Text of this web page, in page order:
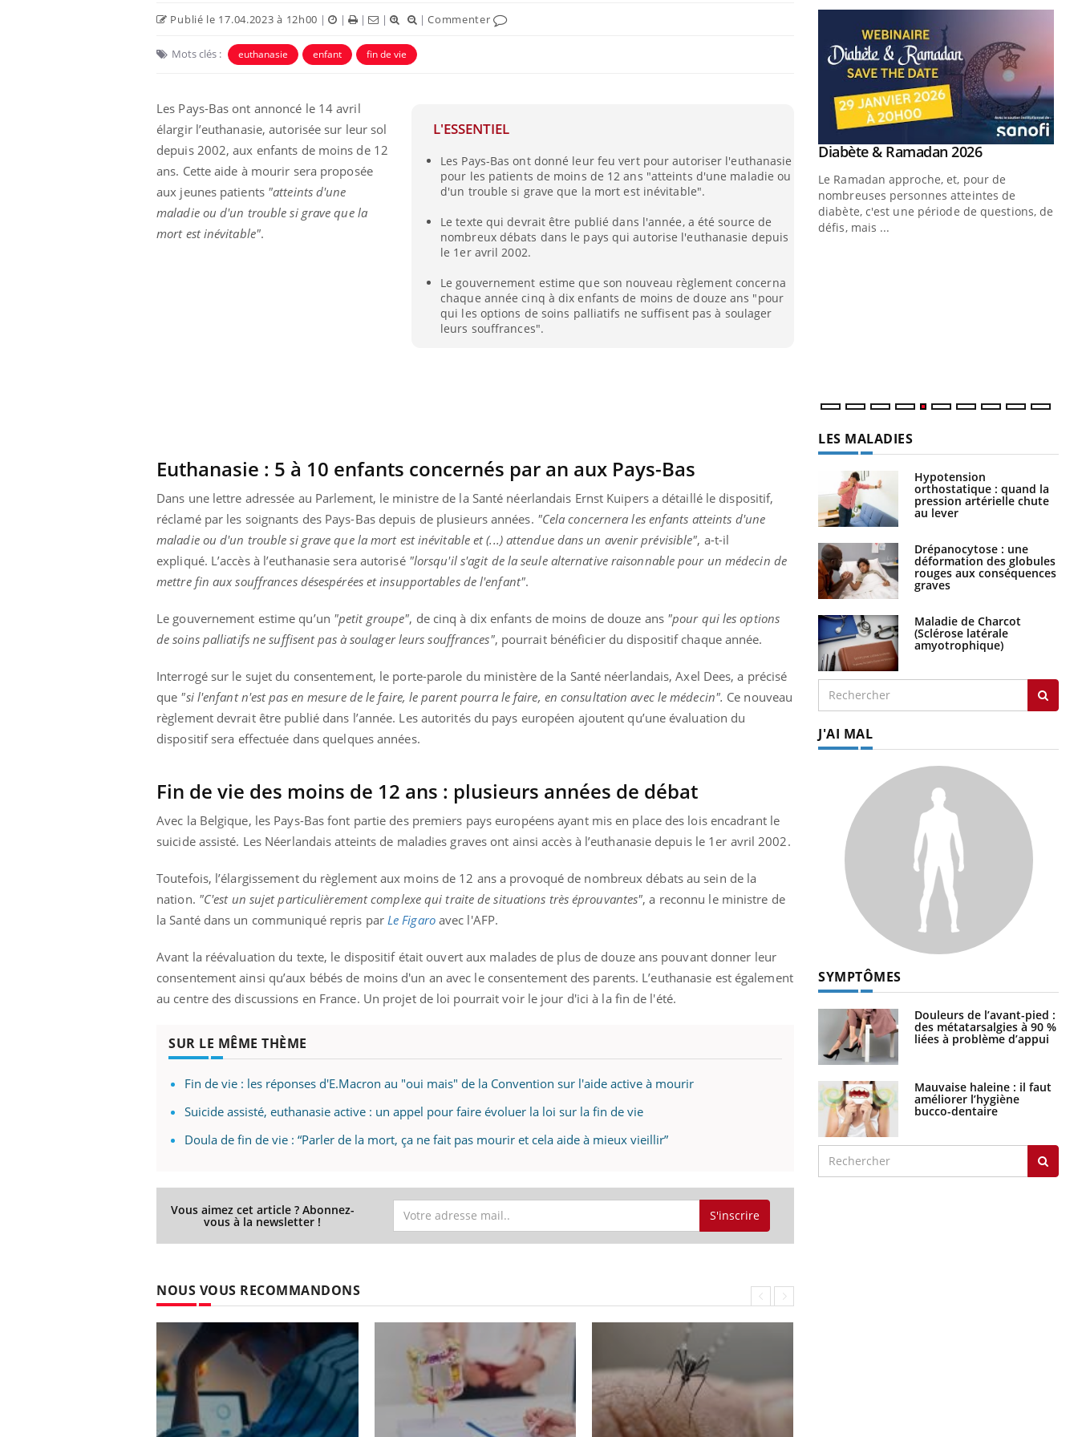
Publié le 17.04.2023 à 12h00 | | | | |Commenter
Mots clés : euthanasie enfant fin de vie
L'ESSENTIEL
Les Pays-Bas ont donné leur feu vert pour autoriser l'euthanasie
pour les patients de moins de 12 ans "atteints d'une maladie ou
d'un trouble si grave que la mort est inévitable".
Le texte qui devrait être publié dans l'année, a été source de
nombreux débats dans le pays qui autorise l'euthanasie depuis
le 1er avril 2002.
Le gouvernement estime que son nouveau règlement concerna
chaque année cinq à dix enfants de moins de douze ans "pour
qui les options de soins palliatifs ne suffisent pas à soulager
leurs souffrances".
Les Pays-Bas ont annoncé le 14 avril
élargir l’euthanasie, autorisée sur leur sol
depuis 2002, aux enfants de moins de 12
ans. Cette aide à mourir sera proposée
aux jeunes patients "atteints d'une
maladie ou d'un trouble si grave que la
mort est inévitable".
Euthanasie : 5 à 10 enfants concernés par an aux Pays-Bas
Dans une lettre adressée au Parlement, le ministre de la Santé néerlandais Ernst Kuipers a détaillé le dispositif,
réclamé par les soignants des Pays-Bas depuis de plusieurs années. "Cela concernera les enfants atteints d'une
maladie ou d'un trouble si grave que la mort est inévitable et (...) attendue dans un avenir prévisible", a-t-il
expliqué. L’accès à l’euthanasie sera autorisé "lorsqu'il s'agit de la seule alternative raisonnable pour un médecin de
mettre fin aux souffrances désespérées et insupportables de l'enfant".
Le gouvernement estime qu’un "petit groupe", de cinq à dix enfants de moins de douze ans "pour qui les options
de soins palliatifs ne suffisent pas à soulager leurs souffrances", pourrait bénéficier du dispositif chaque année.
Interrogé sur le sujet du consentement, le porte-parole du ministère de la Santé néerlandais, Axel Dees, a précisé
que "si l'enfant n'est pas en mesure de le faire, le parent pourra le faire, en consultation avec le médecin". Ce nouveau
règlement devrait être publié dans l’année. Les autorités du pays européen ajoutent qu’une évaluation du
dispositif sera effectuée dans quelques années.
Fin de vie des moins de 12 ans : plusieurs années de débat
Avec la Belgique, les Pays-Bas font partie des premiers pays européens ayant mis en place des lois encadrant le
suicide assisté. Les Néerlandais atteints de maladies graves ont ainsi accès à l’euthanasie depuis le 1er avril 2002.
Toutefois, l’élargissement du règlement aux moins de 12 ans a provoqué de nombreux débats au sein de la
nation. "C'est un sujet particulièrement complexe qui traite de situations très éprouvantes", a reconnu le ministre de
la Santé dans un communiqué repris par Le Figaro avec l'AFP.
Avant la réévaluation du texte, le dispositif était ouvert aux malades de plus de douze ans pouvant donner leur
consentement ainsi qu’aux bébés de moins d'un an avec le consentement des parents. L’euthanasie est également
au centre des discussions en France. Un projet de loi pourrait voir le jour d'ici à la fin de l'été.
SUR LE MÊME THÈME
Fin de vie : les réponses d'E.Macron au "oui mais" de la Convention sur l'aide active à mourir
Suicide assisté, euthanasie active : un appel pour faire évoluer la loi sur la fin de vie
Doula de fin de vie : “Parler de la mort, ça ne fait pas mourir et cela aide à mieux vieillir”
Vous aimez cet article ? Abonnez-
vous à la newsletter ! S'inscrire
NOUS VOUS RECOMMANDONS
Carence en fer : comprendre pour
Youtube
Fatigue, irritabilité, brouillard mental ou
même alopécie… Les symptômes de la
carence en fer sont multiples ce qui la rend
Youtube
Insuline & Charge mentale : et si on
osait en parler??Youtube
En 2026, l'insuline dans le diabète de type 2
reste entourée d'idées reçues chez les
patients comme parfois chez les soignants.
Eczéma Chronique des Mains : se
préparer pour l’été !Youtube
L'été arrive… et avec lui, un tout nouveau
soleil, activités en plein air… Nos mains
sont ...
Youtube
Diabète & Ramadan 2026Youtube
Le Ramadan approche, et, pour de
nombreuses personnes atteintes de
diabète, c'est une période de questions, de
défis, mais ...
LES MALADIES
Hypotension
orthostatique : quand la
pression artérielle chute
au lever
Drépanocytose : une
déformation des globules
rouges aux conséquences
graves
Maladie de Charcot
(Sclérose latérale
amyotrophique)
J'AI MAL
SYMPTÔMES
Douleurs de l’avant-pied :
des métatarsalgies à 90 %
liées à problème d’appui
Mauvaise haleine : il faut
améliorer l’hygiène
bucco-dentaire